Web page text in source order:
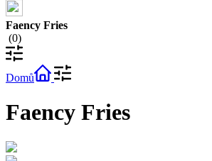
Faency Fries
(0)
Domů
Faency Fries